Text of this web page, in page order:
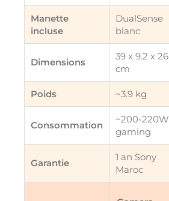
Manette
incluse
DualSense
blanc
Dimensions
39 x 9.2 x 26
cm
Poids ~3.9 kg
Consommation
~200-220W
gaming
Garantie
1 an Sony
Maroc